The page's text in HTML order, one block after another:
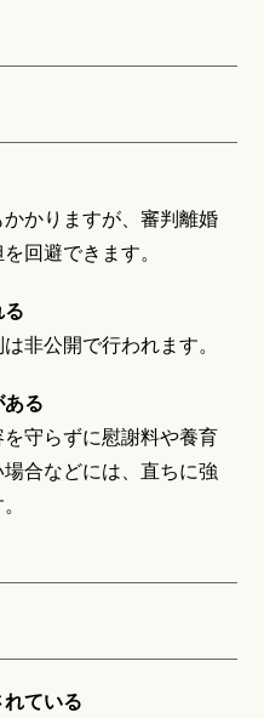
かりますが、審判離婚
回避できます。
非公開で行われます。
る
守らずに慰謝料や養育
合などには、直ちに強
ている